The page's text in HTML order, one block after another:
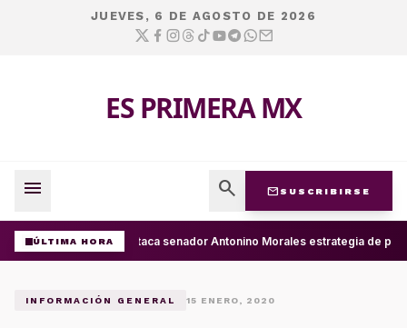
JUEVES, 6 DE AGOSTO DE 2026
ES PRIMERA MX
menu search mail SUSCRIBIRSE
ÚLTIMA HORA Destaca senador Antonino Morales estrategia de
INFORMACIÓN GENERAL 15 ENERO, 2020